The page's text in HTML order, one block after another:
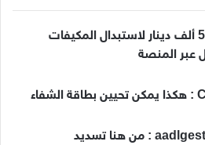
دعم حكومي يصل إلى 50 ألف دينار لاستبدال المكيفات
عبر المنصة
aadlgestimmo.dz/epayement : من هنا تسديد